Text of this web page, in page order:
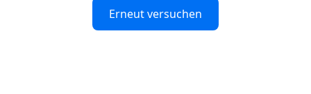
Erneut versuchen